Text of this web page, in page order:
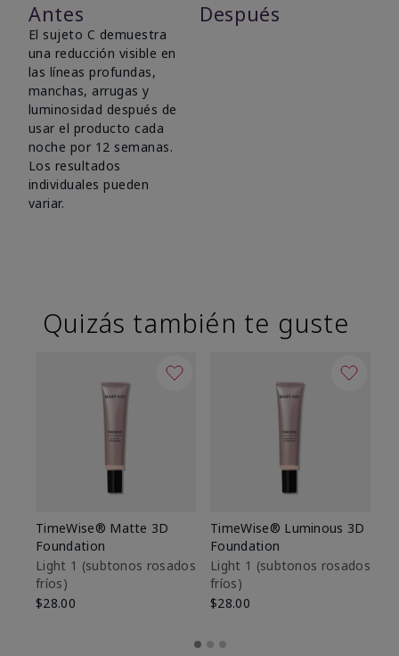
Antes Después
El sujeto C demuestra
una reducción visible en
las líneas profundas,
manchas, arrugas y
luminosidad después de
usar el producto cada
noche por 12 semanas.
Los resultados
individuales pueden
variar.
Quizás también te guste
TimeWise® Matte 3D
Foundation
Light 1​ (subtonos rosados
fríos)
$28.00
TimeWise® Luminous 3D
Foundation
Light 1​ (subtonos rosados
fríos)
$28.00